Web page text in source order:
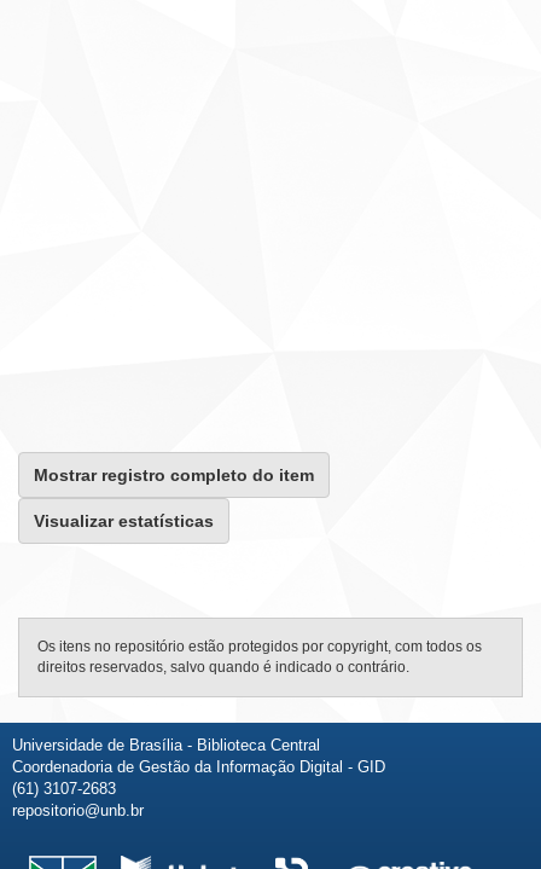
Mostrar registro completo do item
Visualizar estatísticas
Os itens no repositório estão protegidos por copyright, com todos os
direitos reservados, salvo quando é indicado o contrário.
Universidade de Brasília - Biblioteca Central
Coordenadoria de Gestão da Informação Digital - GID
(61) 3107-2683
repositorio@unb.br